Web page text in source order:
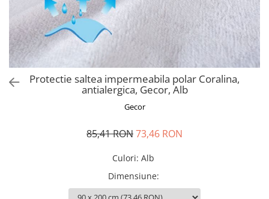
Protectie saltea impermeabila polar Coralina,
antialergica, Gecor, Alb
Gecor
85,41 RON73,46 RON
Culori: Alb
Dimensiune: